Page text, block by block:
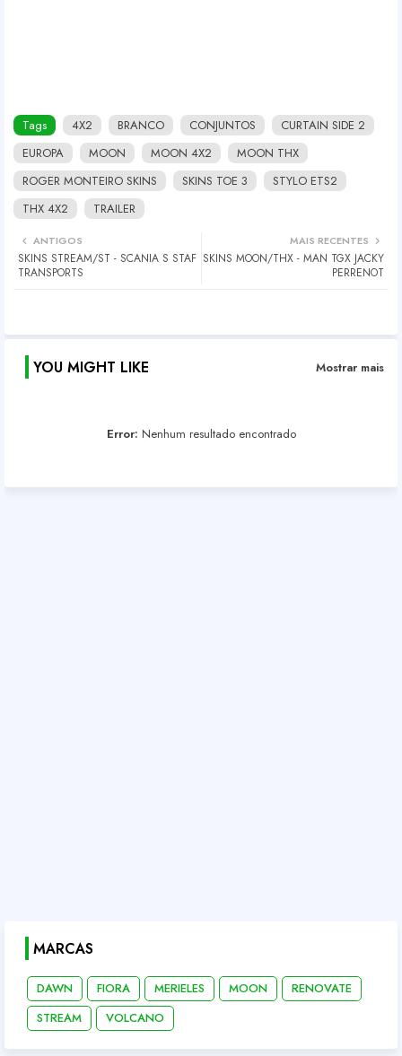
Tags 4X2 BRANCO CONJUNTOS
CURTAIN SIDE 2
EUROPA
MOON MOON 4X2
MOON THX
ROGER MONTEIRO SKINS
SKINS TOE 3
STYLO ETS2
THX 4X2
TRAILER
MAIS RECENTES
SKINS MOON/THX - MAN TGX JACKY
PERRENOT
ANTIGOS
SKINS STREAM/ST - SCANIA S STAF
TRANSPORTS
YOU MIGHT LIKE Mostrar mais
Error: Nenhum resultado encontrado
MARCAS
DAWN FIORA MERIELES MOON
RENOVATE
STREAM
VOLCANO